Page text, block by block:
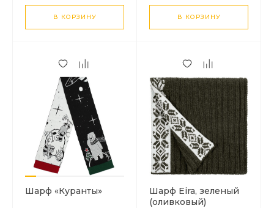
В КОРЗИНУ В КОРЗИНУ
Шарф «Куранты»
Шарф Eira, зеленый
(оливковый)